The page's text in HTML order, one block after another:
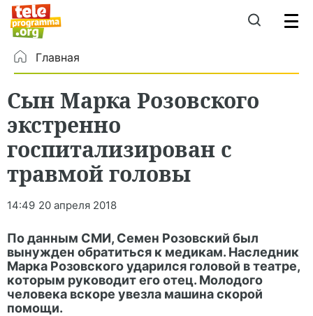
Главная
Сын Марка Розовского
экстренно
госпитализирован с
травмой головы
14:49 20 апреля 2018
По данным СМИ, Семен Розовский был
вынужден обратиться к медикам. Наследник
Марка Розовского ударился головой в театре,
которым руководит его отец. Молодого
человека вскоре увезла машина скорой
помощи.